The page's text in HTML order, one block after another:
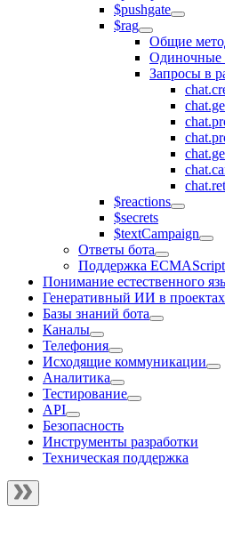
$pushgate
$rag
Общие
Одиночные
Запросы в
$reactions
$secrets
$textCampaign
Ответы бота
Поддержка
Понимание естественного
Генеративный ИИ в проектах
Базы знаний бота
Каналы
Телефония
Исходящие коммуникации
Аналитика
Тестирование
API
Безопасность
Инструменты разработки
Техническая поддержка